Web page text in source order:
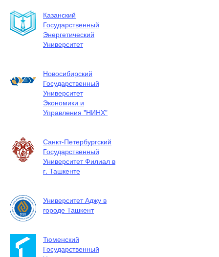
Казанский
Государственный
Энергетический
Университет
Новосибирский
Государственный
Университет
Экономики и
Управления "НИНХ"
Санкт-Петербургский
Государственный
Университет Филиал в
г. Ташкенте
Университет Аджу в
городе Ташкент
Тюменский
Государственный